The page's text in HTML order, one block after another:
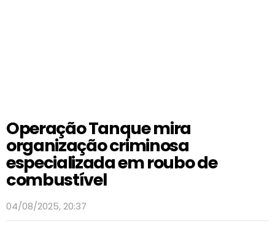
Operação Tanque mira
organização criminosa
especializada em roubo de
combustível
04/08/2025, 20:37